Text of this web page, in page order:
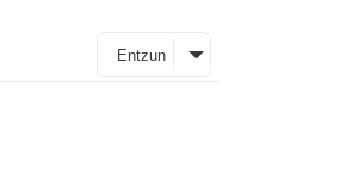
Entzun